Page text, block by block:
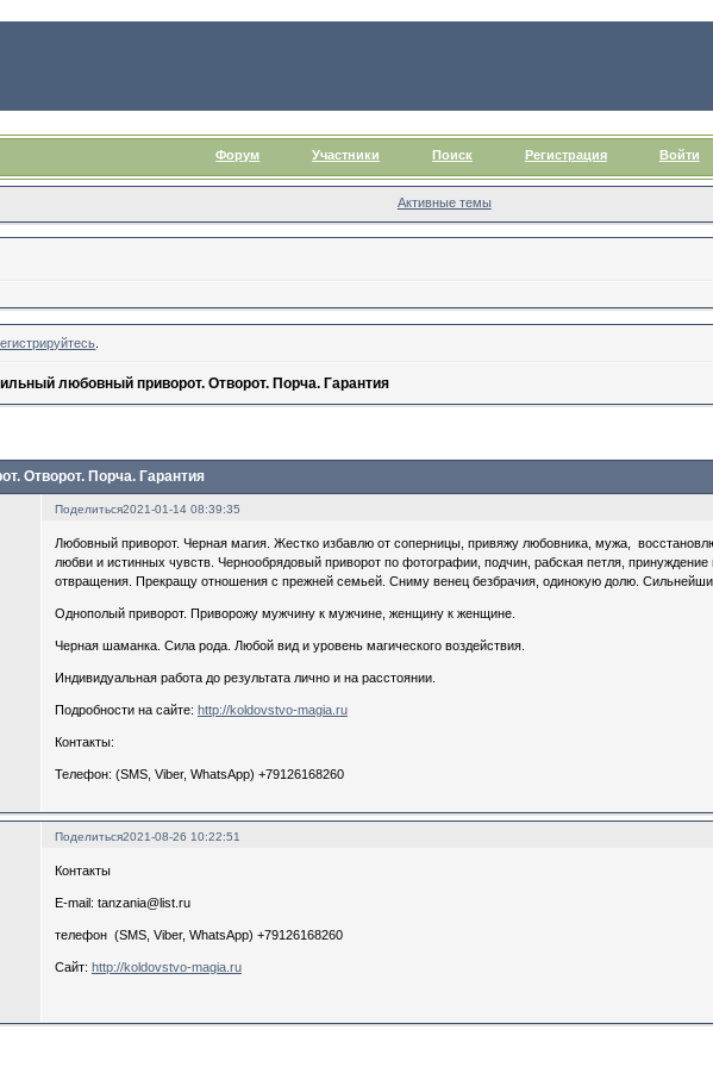
Форум Участники Поиск Регистрация Войти
Активные темы
любовный приворот. Отворот. Порча. Гарантия
Отворот. Порча. Гарантия
Поделиться2021-01-14 08:39:35
Любовный приворот. Черная магия. Жестко избавлю от соперницы, привяжу любовника, мужа,
любви и истинных чувств. Чернообрядовый приворот по фотографии, подчин, рабская петля,
отвращения. Прекращу отношения с прежней семьей. Сниму венец безбрачия, одинокую долю.
Однополый приворот. Приворожу мужчину к мужчине, женщину к женщине.
Черная шаманка. Сила рода. Любой вид и уровень магического воздействия.
Индивидуальная работа до результата лично и на расстоянии.
Подробности на сайте: http://koldovstvo-magia.ru
Контакты:
Телефон: (SMS, Viber, WhatsApp) +79126168260
Поделиться2021-08-26 10:22:51
Контакты
E-mail: tanzania@list.ru
телефон (SMS, Viber, WhatsApp) +79126168260
Сайт: http://koldovstvo-magia.ru